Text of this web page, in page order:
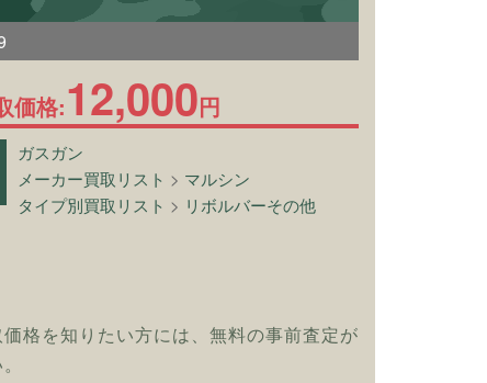
価格:12,000円
ガスガン
メーカー買取リスト > マルシン
タイプ別買取リスト > リボルバーその他
格を知りたい方には、無料の事前査定が